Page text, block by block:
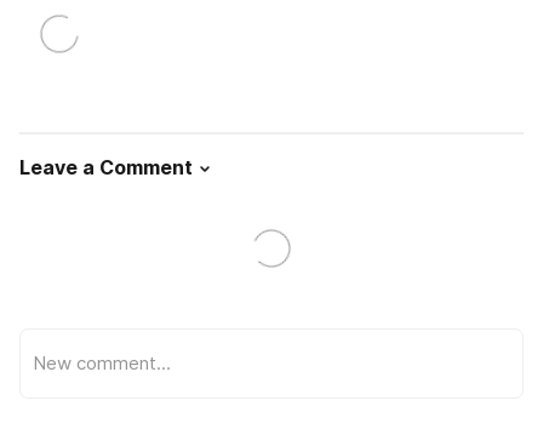
Leave a Comment